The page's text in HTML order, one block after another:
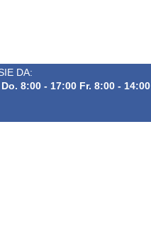
DA:
8:00 - 17:00 Fr. 8:00 - 14:00